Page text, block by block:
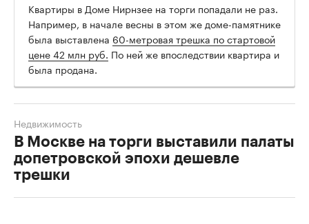
Квартиры в Доме Нирнзее на торги попадали не раз.
Например, в начале весны в этом же доме-памятнике
была выставлена 60-метровая трешка по стартовой
цене 42 млн руб. По ней же впоследствии квартира и
была продана.
В Москве на торги выставили палаты
допетровской эпохи дешевле
трешки
Недвижимость